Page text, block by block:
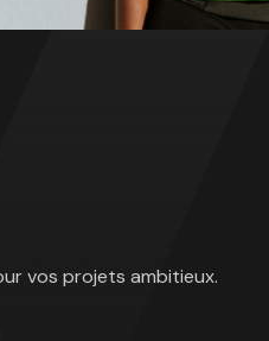
vos projets ambitieux.